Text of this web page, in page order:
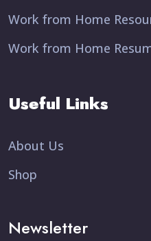
Work from Home
Work from Home
Useful Links
About Us
Shop
Newsletter